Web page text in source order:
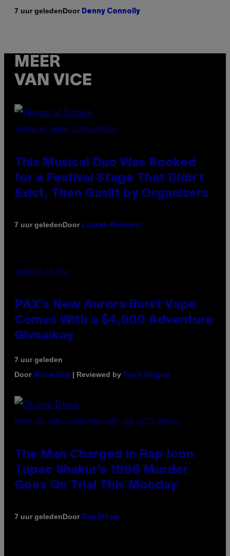
7 uur geledenDoor Denny Connolly
MEER
VAN VICE
(PHOTO BY AMBER LITTLE/PRESS)
This Musical Duo Was Booked
for a Festival Stage That Didn’t
Exist, Then Gaslit by Organizers
7 uur geledenDoor Lauren Boisvert
COURTESY OF PAX
PAX’s New Aurora Burst Vape
Comes With a $4,000 Adventure
Giveaway
7 uur geleden
Door Maha Haq | Reviewed by Ysolt Usigan
PHOTO BY JOHN LOCHER/POOL/AFP VIA GETTY IMAGES
The Man Charged in Rap Icon
Tupac Shakur’s 1996 Murder
Goes On Trial This Monday
7 uur geledenDoor Dan Milam